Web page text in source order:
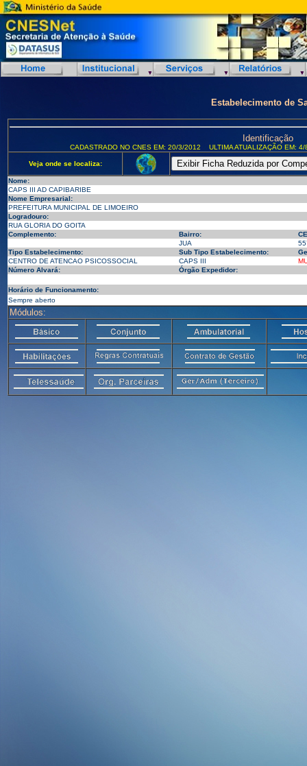
Estabelecimento de
Identificação
CADASTRADO NO CNES EM: 20/3/2012 ULTIMA ATUALIZAÇÃO EM:
Veja onde se localiza:
Nome:
CAPS III AD CAPIBARIBE
Nome Empresarial:
PREFEITURA MUNICIPAL DE LIMOEIRO
Logradouro:
RUA GLORIA DO GOITA
Complemento:
Bairro:
JUA
Tipo Estabelecimento:
Sub Tipo Estabelecimento:
CENTRO DE ATENCAO PSICOSSOCIAL
CAPS III
Número Alvará:
Órgão Expedidor:
Horário de Funcionamento:
Sempre aberto
Módulos: